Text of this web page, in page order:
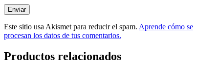
Este sitio usa Akismet para reducir el spam. Aprende cómo se
procesan los datos de tus comentarios.
Productos relacionados